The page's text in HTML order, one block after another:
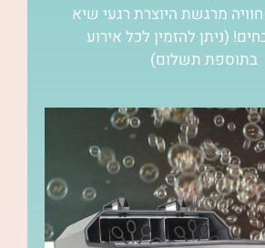
מרגשת היוצרת רגעי שיא
(ניתן להזמין לכל אירוע
בתוספת תשלום)